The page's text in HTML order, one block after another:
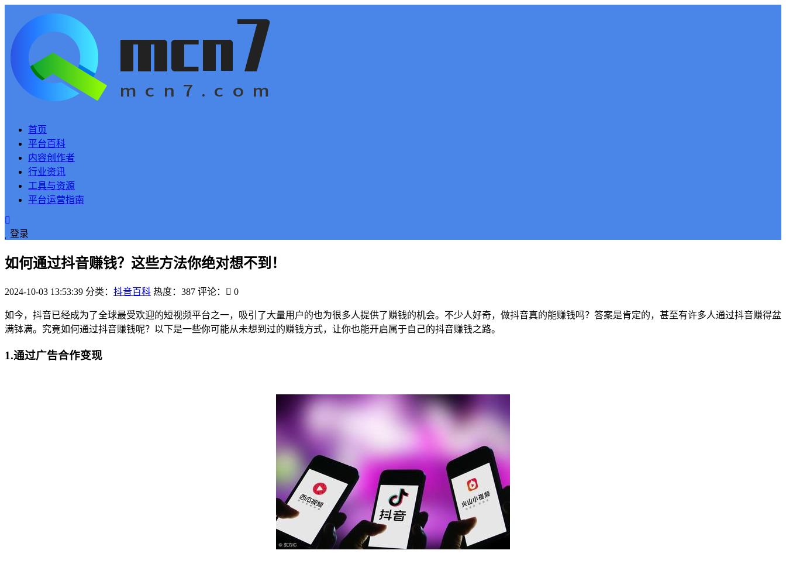
首页
平台百科
内容创作者
行业资讯
工具与资源
平台运营指南
登录
如何通过抖音赚钱？这些方法你绝对想不到！
2024-10-03 13:53:39 分类： 抖音百科 热度：387 评论： 0
如今，抖音已经成为了全球最受欢迎的短视频平台之一，吸引了大量用户的也为很多人提供了赚钱的机会。不少人好奇，做抖音真的能赚钱吗？答案是肯定的，甚至有许多人通过抖音赚得盆
满钵满。究竟如何通过抖音赚钱呢？以下是一些你可能从未想到过的赚钱方式，让你也能开启属于自己的抖音赚钱之路。
1.通过广告合作变现